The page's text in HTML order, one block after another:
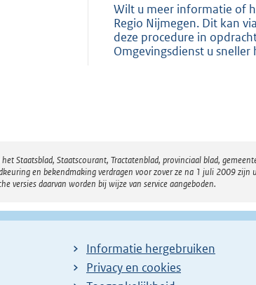
Wilt u meer informatie of
Regio Nijmegen. Dit kan
deze procedure in
Omgevingsdienst u sneller
Staatsblad, Staatscourant, Tractatenblad, provinciaal blad,
en bekendmaking verdragen voor zover ze na 1 juli 2009
versies daarvan worden bij wijze van service aangeboden.
Informatie hergebruiken
Privacy en cookies